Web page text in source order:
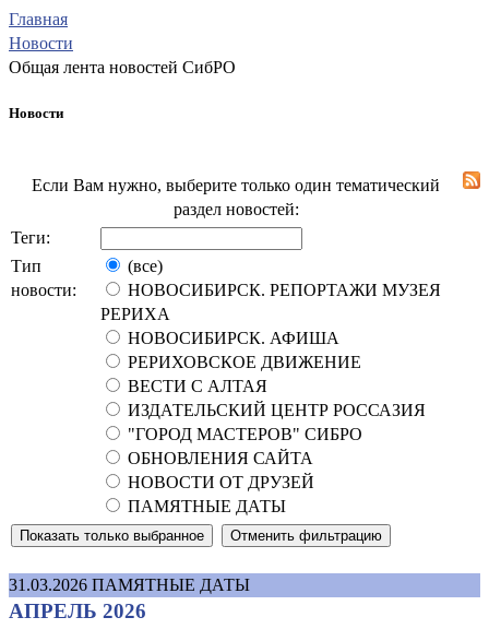
Главная
Новости
Общая лента новостей СибРО
Новости
Если Вам нужно, выберите только один тематический
раздел новостей:
Теги:
Тип
новости:
(все)
НОВОСИБИРСК. РЕПОРТАЖИ МУЗЕЯ
РЕРИХА
НОВОСИБИРСК. АФИША
РЕРИХОВСКОЕ ДВИЖЕНИЕ
ВЕСТИ С АЛТАЯ
ИЗДАТЕЛЬСКИЙ ЦЕНТР РОССАЗИЯ
"ГОРОД МАСТЕРОВ" СИБРО
ОБНОВЛЕНИЯ САЙТА
НОВОСТИ ОТ ДРУЗЕЙ
ПАМЯТНЫЕ ДАТЫ
31.03.2026 ПАМЯТНЫЕ ДАТЫ
АПРЕЛЬ 2026